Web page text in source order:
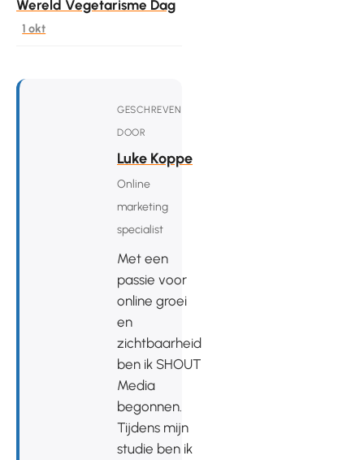
Wereld Vegetarisme Dag
1 okt
GESCHREVEN
DOOR
Luke Koppe
Online
marketing
specialist
Met een
passie voor
online groei
en
zichtbaarheid
ben ik SHOUT
Media
begonnen.
Tijdens mijn
studie ben ik